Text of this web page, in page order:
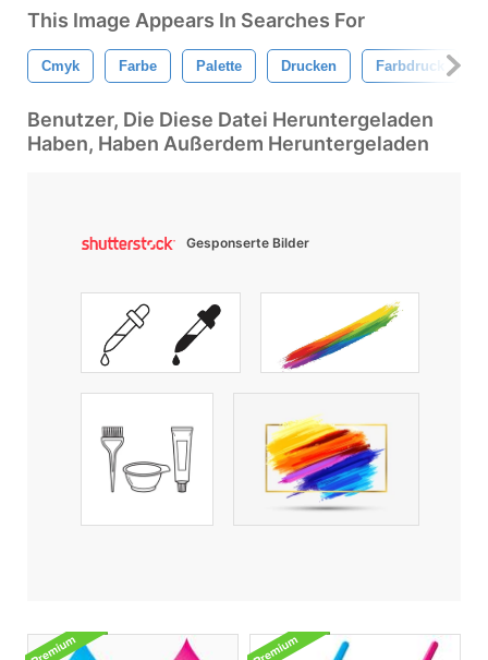
This Image Appears In Searches For
Cmyk Farbe Palette Drucken Farbdruck
Benutzer, Die Diese Datei Heruntergeladen
Haben, Haben Außerdem Heruntergeladen
Gesponserte Bilder